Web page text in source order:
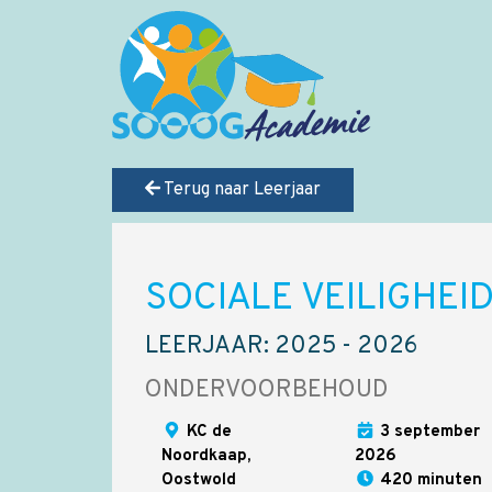
Terug naar Leerjaar
SOCIALE
LEERJAAR: 2025 - 2026
ONDERVOORBEHOUD
KC de
Noordkaap,
Oostwold
3 september
2026
420 minuten